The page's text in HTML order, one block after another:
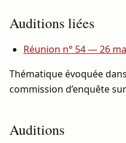
Auditions liées
Réunion n° 54 — 26
Thématique évoquée
commission d’enquête
Auditions